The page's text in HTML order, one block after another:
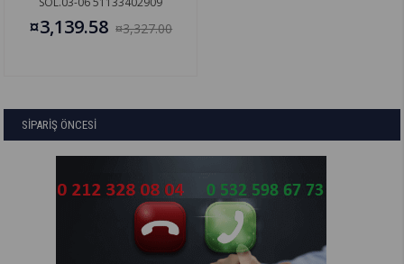
¤3,139.58 ¤3,327.00
SİPARİŞ ÖNCESİ